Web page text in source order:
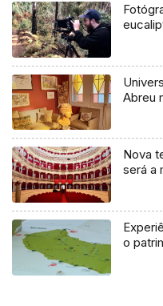
Abreu
Nova
será a
o